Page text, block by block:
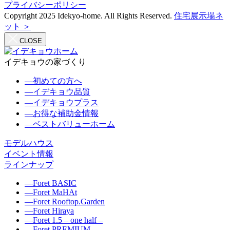
プライバシーポリシー
Copyright 2025 Idekyo-home. All Rights Reserved. 住宅展示場ネ
ット ＞
CLOSE
イデキョウの家づくり
―初めての方へ
―イデキョウ品質
―イデキョウプラス
―お得な補助金情報
―ベストバリューホーム
モデルハウス
イベント情報
ラインナップ
―Foret BASIC
―Foret MaHAt
―Foret Rooftop.Garden
―Foret Hiraya
―Foret 1.5 – one half –